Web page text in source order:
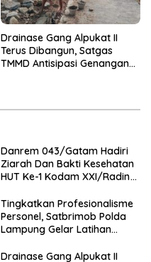
Drainase Gang Alpukat II
Terus Dibangun, Satgas
TMMD Antisipasi Genangan
Danrem 043/Gatam Hadiri
Ziarah Dan Bakti Kesehatan
HUT Ke-1 Kodam XXI/Radin
Tingkatkan Profesionalisme
Personel, Satbrimob Polda
Lampung Gelar Latihan
Selam SAR Air
Drainase Gang Alpukat II